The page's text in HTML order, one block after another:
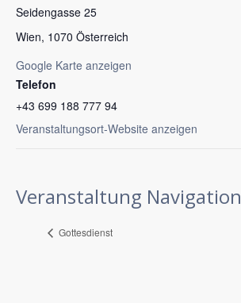
Seidengasse 25
Wien, 1070 Österreich
Google Karte anzeigen
Telefon
+43 699 188 777 94
Veranstaltungsort-Website anzeigen
Veranstaltung Navigation
Gottesdienst